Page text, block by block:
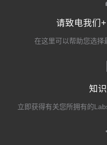
请致电我们
在这里可以帮助您选择
知
立即获得有关您所拥有的